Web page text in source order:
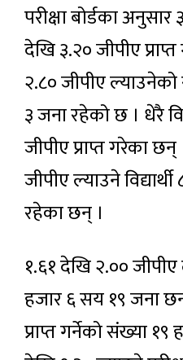
परीक्षा बोर्डका अनुसार
देखि ३.२० जीपीए
२.८० जीपीए
३ जना रहेको छ । धेरै
जीपीए प्राप्त गरेका
जीपीए ल्याउने
रहेका छन् ।
१.६१ देखि २.०० जीपीए
हजार ६ सय १९ जना
प्राप्त गर्नेको संख्या